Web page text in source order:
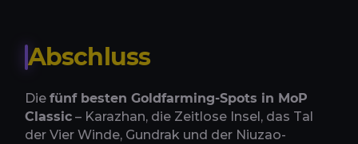
Abschluss
Die fünf besten Goldfarming-Spots in MoP
Classic – Karazhan, die Zeitlose Insel, das Tal
der Vier Winde, Gundrak und der Niuzao-